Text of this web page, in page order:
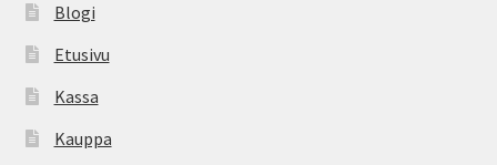
Blogi
Etusivu
Kassa
Kauppa